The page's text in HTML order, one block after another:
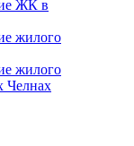
ЖК в
жилого
жилого
Челнах